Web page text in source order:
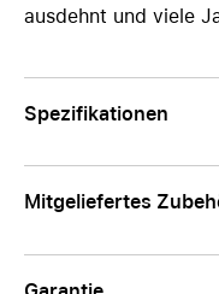
ausdehnt und viele
Spezifikationen
Mitgeliefertes